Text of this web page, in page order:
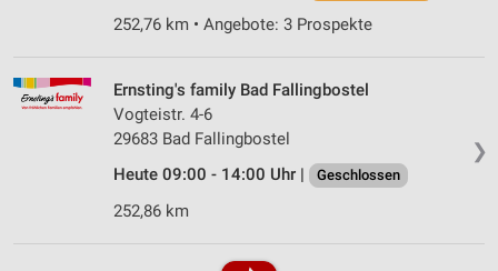
252,76 km • Angebote: 3 Prospekte
❯
Ernsting's family Bad Fallingbostel
Vogteistr. 4-6
29683 Bad Fallingbostel
Heute 09:00 - 14:00 Uhr |
Geschlossen
252,86 km